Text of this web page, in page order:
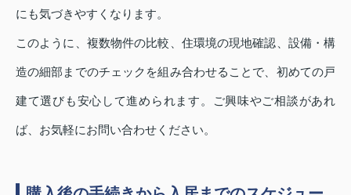
にも気づきやすくなります。
このように、複数物件の比較、住環境の現地確認、設備・構
造の細部までのチェックを組み合わせることで、初めての戸
建て選びも安心して進められます。ご興味やご相談があれ
ば、お気軽にお問い合わせください。